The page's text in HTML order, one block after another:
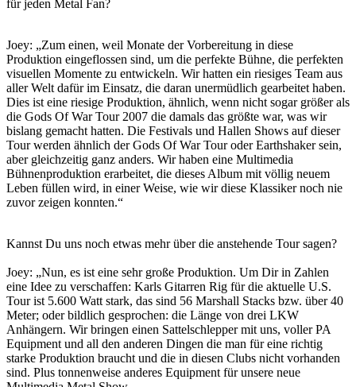
für jeden Metal Fan?
Joey: „Zum einen, weil Monate der Vorbereitung in diese
Produktion eingeflossen sind, um die perfekte Bühne, die perfekten
visuellen Momente zu entwickeln. Wir hatten ein riesiges Team aus
aller Welt dafür im Einsatz, die daran unermüdlich gearbeitet haben.
Dies ist eine riesige Produktion, ähnlich, wenn nicht sogar größer als
die Gods Of War Tour 2007 die damals das größte war, was wir
bislang gemacht hatten. Die Festivals und Hallen Shows auf dieser
Tour werden ähnlich der Gods Of War Tour oder Earthshaker sein,
aber gleichzeitig ganz anders. Wir haben eine Multimedia
Bühnenproduktion erarbeitet, die dieses Album mit völlig neuem
Leben füllen wird, in einer Weise, wie wir diese Klassiker noch nie
zuvor zeigen konnten.“
Kannst Du uns noch etwas mehr über die anstehende Tour sagen?
Joey: „Nun, es ist eine sehr große Produktion. Um Dir in Zahlen
eine Idee zu verschaffen: Karls Gitarren Rig für die aktuelle U.S.
Tour ist 5.600 Watt stark, das sind 56 Marshall Stacks bzw. über 40
Meter; oder bildlich gesprochen: die Länge von drei LKW
Anhängern. Wir bringen einen Sattelschlepper mit uns, voller PA
Equipment und all den anderen Dingen die man für eine richtig
starke Produktion braucht und die in diesen Clubs nicht vorhanden
sind. Plus tonnenweise anderes Equipment für unsere neue